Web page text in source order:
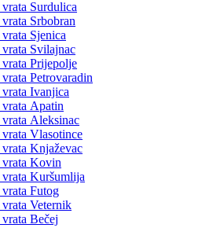
Surdulica
Srbobran
Sjenica
Svilajnac
Prijepolje
Petrovaradin
Ivanjica
vrata Apatin
vrata Aleksinac
Vlasotince
Knjaževac
vrata Kovin
vrata Kuršumlija
Futog
Veternik
Bečej